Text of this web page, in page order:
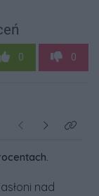
0 0
Poprzednie
NastępneKliknij
nad